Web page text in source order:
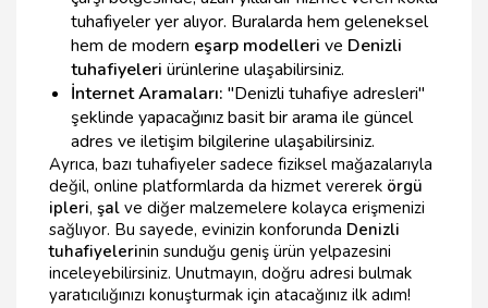
tuhafiyeler yer alıyor. Buralarda hem geleneksel
hem de modern eşarp modelleri ve Denizli
tuhafiyeleri ürünlerine ulaşabilirsiniz.
İnternet Aramaları: "Denizli tuhafiye adresleri"
şeklinde yapacağınız basit bir arama ile güncel
adres ve iletişim bilgilerine ulaşabilirsiniz.
Ayrıca, bazı tuhafiyeler sadece fiziksel mağazalarıyla
değil, online platformlarda da hizmet vererek örgü
ipleri, şal ve diğer malzemelere kolayca erişmenizi
sağlıyor. Bu sayede, evinizin konforunda Denizli
tuhafiyelerinin sunduğu geniş ürün yelpazesini
inceleyebilirsiniz. Unutmayın, doğru adresi bulmak
yaratıcılığınızı konuşturmak için atacağınız ilk adım!